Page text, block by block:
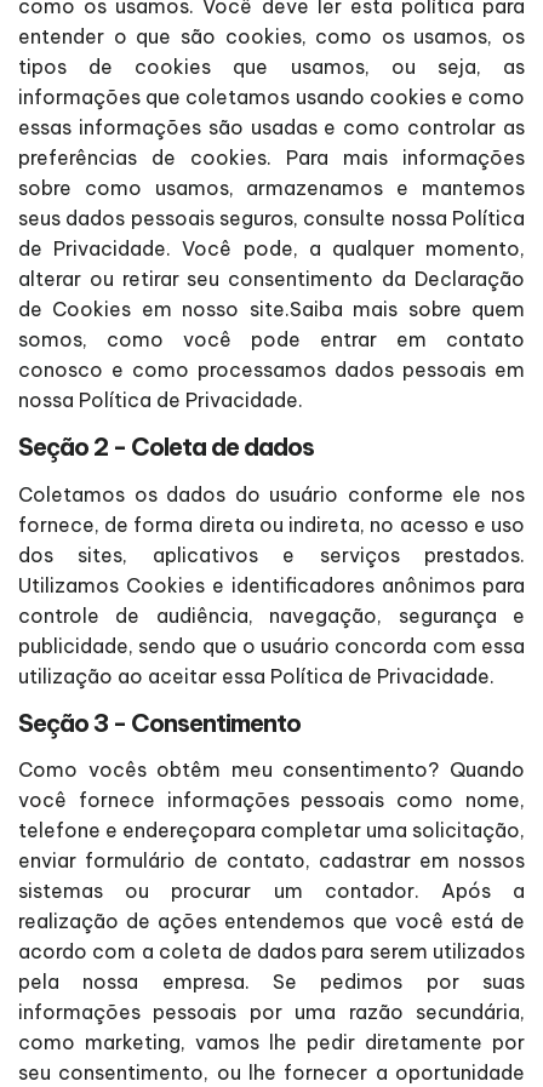
como os usamos. Você deve ler esta política para
entender o que são cookies, como os usamos, os
tipos de cookies que usamos, ou seja, as
informações que coletamos usando cookies e como
essas informações são usadas e como controlar as
preferências de cookies. Para mais informações
sobre como usamos, armazenamos e mantemos
seus dados pessoais seguros, consulte nossa Política
de Privacidade. Você pode, a qualquer momento,
alterar ou retirar seu consentimento da Declaração
de Cookies em nosso site.Saiba mais sobre quem
somos, como você pode entrar em contato
conosco e como processamos dados pessoais em
nossa Política de Privacidade.
Seção 2 - Coleta de dados
Coletamos os dados do usuário conforme ele nos
fornece, de forma direta ou indireta, no acesso e uso
dos sites, aplicativos e serviços prestados.
Utilizamos Cookies e identificadores anônimos para
controle de audiência, navegação, segurança e
publicidade, sendo que o usuário concorda com essa
utilização ao aceitar essa Política de Privacidade.
Seção 3 - Consentimento
Como vocês obtêm meu consentimento? Quando
você fornece informações pessoais como nome,
telefone e endereçopara completar uma solicitação,
enviar formulário de contato, cadastrar em nossos
sistemas ou procurar um contador. Após a
realização de ações entendemos que você está de
acordo com a coleta de dados para serem utilizados
pela nossa empresa. Se pedimos por suas
informações pessoais por uma razão secundária,
como marketing, vamos lhe pedir diretamente por
seu consentimento, ou lhe fornecer a oportunidade